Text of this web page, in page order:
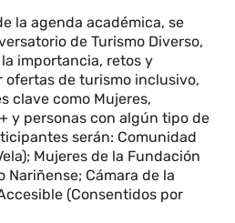
la agenda académica, se
de Turismo Diverso,
importancia, retos y
de turismo inclusivo,
clave como Mujeres,
y personas con algún tipo de
serán: Comunidad
Mujeres de la Fundación
Nariñense; Cámara de la
(Consentidos por